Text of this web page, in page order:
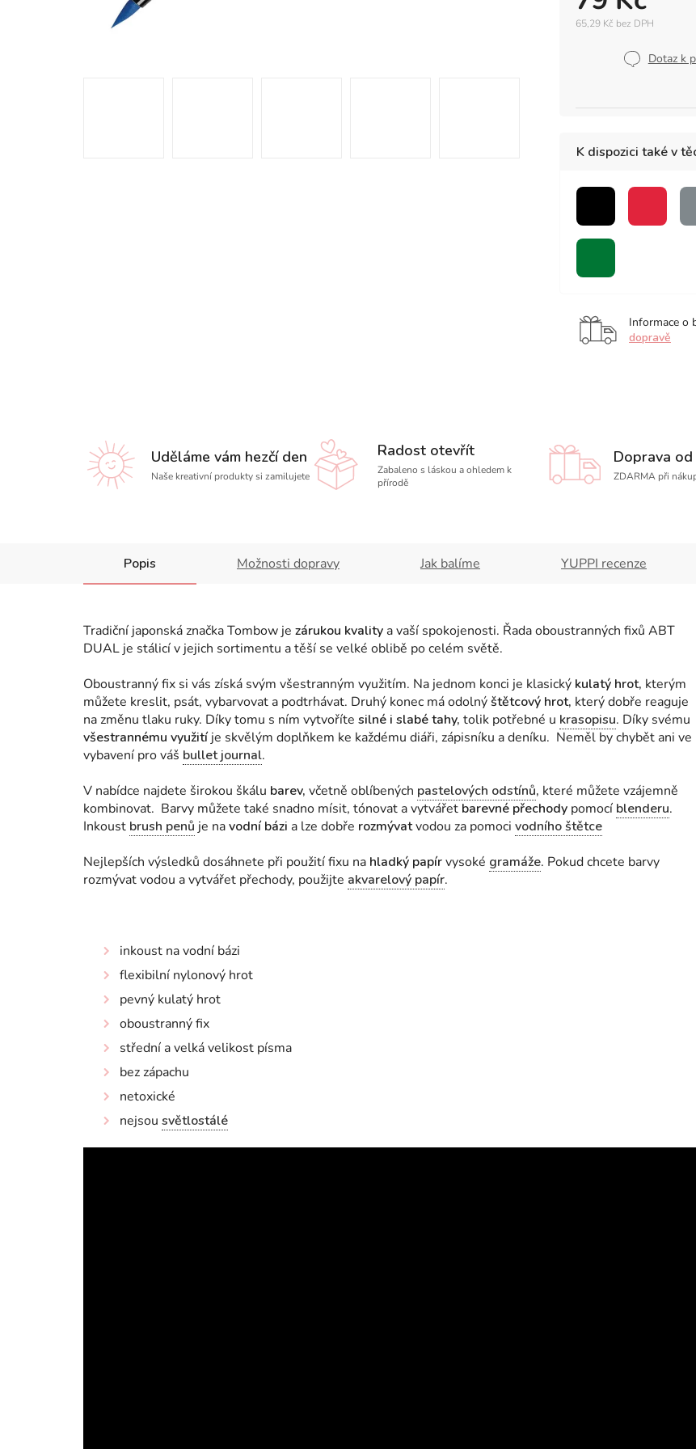
65,29 Kč bez DPH
Dotaz k
K dispozici také v
Informace o
dopravě
Uděláme vám hezčí den
Naše kreativní produkty si zamilujete
Radost otevřít
Zabaleno s láskou a ohledem k
přírodě
Doprava od
ZDARMA při
Popis Možnosti dopravy Jak balíme YUPPI recenze
Tradiční japonská značka Tombow je zárukou kvality a vaší spokojenosti. Řada oboustranných fixů ABT
DUAL je stálicí v jejich sortimentu a těší se velké oblibě po celém světě.
Oboustranný fix si vás získá svým všestranným využitím. Na jednom konci je klasický kulatý hrot, kterým
můžete kreslit, psát, vybarvovat a podtrhávat. Druhý konec má odolnýštětcový hrot, který dobře reaguje
na změnu tlaku ruky. Díky tomu s ním vytvoříte silné i slabé tahy, tolik potřebné u krasopisu. Díky svému
všestrannému využitíje skvělým doplňkem ke každému diáři, zápisníku a deníku. Neměl by chybět ani ve
vybavení pro váš bullet journal.
V nabídce najdete širokou škálu barev, včetně oblíbených pastelových odstínů, které můžete vzájemně
kombinovat. Barvy můžete také snadno mísit, tónovat a vytvářet barevné přechody pomocí blenderu.
Inkoust brush penů je navodní bázi a lze dobře rozmývatvodou za pomoci vodního štětce
Nejlepších výsledků dosáhnete při použití fixu na hladký papírvysoké gramáže. Pokud chcete barvy
rozmývat vodou a vytvářet přechody, použijte akvarelový papír.
inkoust na vodní bázi
flexibilní nylonový hrot
pevný kulatý hrot
oboustranný fix
střední a velká velikost písma
bez zápachu
netoxické
nejsou světlostálé